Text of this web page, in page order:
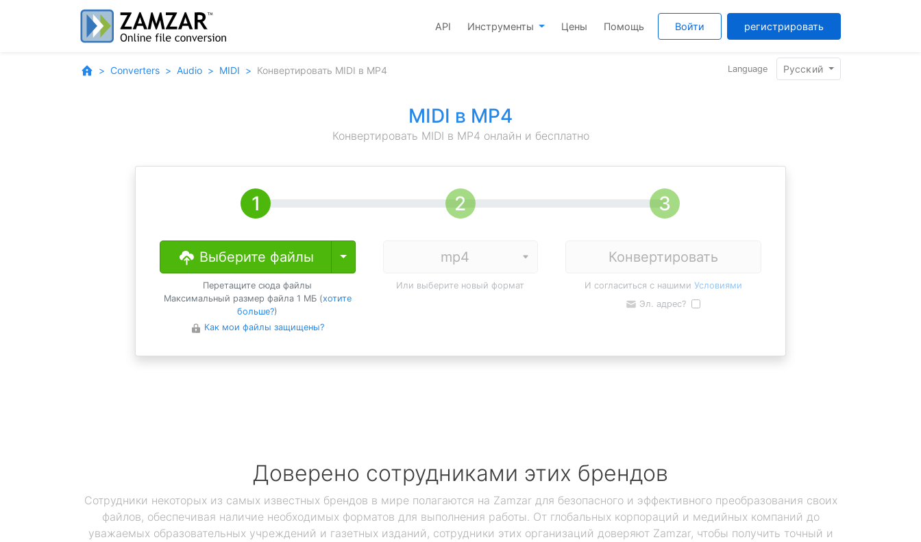
API Инструменты Цены Помощь Войти регистрировать
Converters Audio MIDI Конвертировать MIDI в MP4 Language Pyccĸий
MIDI в MP4
Конвертировать MIDI в MP4 онлайн и бесплатно
Выберите файлы Toggle Dropdown
Перетащите сюда файлы
Максимальный размер файла 1 МБ (хотите
больше?)
Как мои файлы защищены?
Или выберите новый формат
Конвертировать
И согласиться с нашими Условиями
Эл. адрес?
Доверено сотрудниками этих брендов
Сотрудники некоторых из самых известных брендов в мире полагаются на Zamzar для безопасного и эффективного преобразования своих
файлов, обеспечивая наличие необходимых форматов для выполнения работы. От глобальных корпораций и медийных компаний до
уважаемых образовательных учреждений и газетных изданий, сотрудники этих организаций доверяют Zamzar, чтобы получить точный и